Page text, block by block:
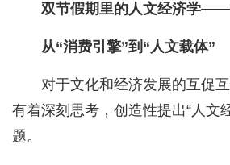
双节假期里的人文经济学——
从“消费引擎”到“人文载体”
对于文化和经济发展的互促
有着深刻思考，创造性提出“人文
题。